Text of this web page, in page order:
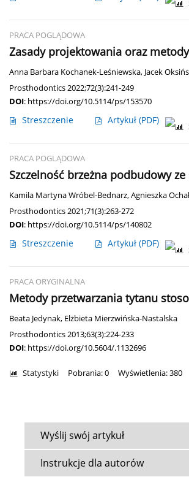
PRACA POGLĄDOWA
Zasady projektowania oraz
Anna Barbara Kochanek-Leśniewska, Jacek
Prosthodontics 2022;72(3):241-249
DOI: https://doi.org/10.5114/ps/153570
Streszczenie Artykuł (PDF)
PRACA POGLĄDOWA
Szczelność brzeżna podbudowy
Kamila Martyna Wróbel-Bednarz,Agnieszka Ochał
Prosthodontics 2021;71(3):263-272
DOI: https://doi.org/10.5114/ps/140802
Streszczenie Artykuł (PDF)
PRACA ORYGINALNA
Metody przetwarzania tytanu
Beata Jedynak, Elżbieta Mierzwińska-Nastalska
Prosthodontics 2013;63(3):224-233
DOI: https://doi.org/10.5604/.1132696
Statystyki Pobrania: 0 Wyświetlenia: 380
Wyślij swój artykuł
Instrukcje dla autorów